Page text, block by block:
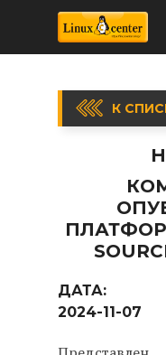
К
ДАТА:
2024-11-07